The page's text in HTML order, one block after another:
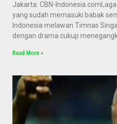
Jakarta. CBN-
yang sudah memasuki babak
Indonesia melawan Timnas
dengan drama cukup
Read More »